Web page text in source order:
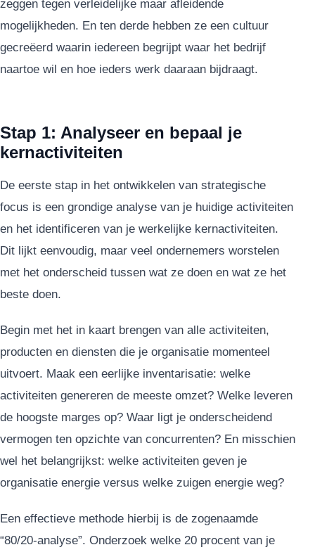
zeggen tegen verleidelijke maar afleidende
mogelijkheden. En ten derde hebben ze een cultuur
gecreëerd waarin iedereen begrijpt waar het bedrijf
naartoe wil en hoe ieders werk daaraan bijdraagt.
Stap 1: Analyseer en bepaal je
kernactiviteiten
De eerste stap in het ontwikkelen van strategische
focus is een grondige analyse van je huidige activiteiten
en het identificeren van je werkelijke kernactiviteiten.
Dit lijkt eenvoudig, maar veel ondernemers worstelen
met het onderscheid tussen wat ze doen en wat ze het
beste doen.
Begin met het in kaart brengen van alle activiteiten,
producten en diensten die je organisatie momenteel
uitvoert. Maak een eerlijke inventarisatie: welke
activiteiten genereren de meeste omzet? Welke leveren
de hoogste marges op? Waar ligt je onderscheidend
vermogen ten opzichte van concurrenten? En misschien
wel het belangrijkst: welke activiteiten geven je
organisatie energie versus welke zuigen energie weg?
Een effectieve methode hierbij is de zogenaamde
“80/20-analyse”. Onderzoek welke 20 procent van je